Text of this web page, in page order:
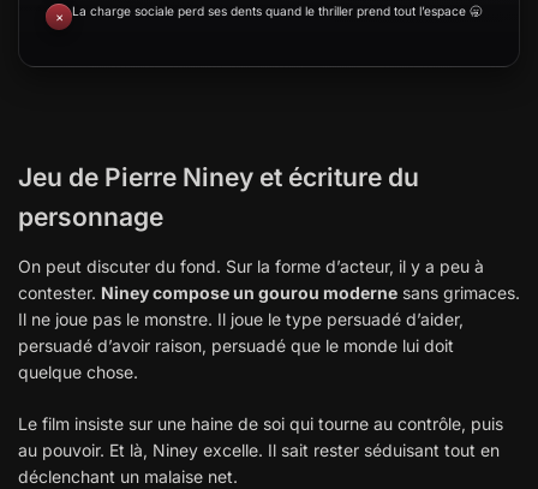
La charge sociale perd ses dents quand le thriller prend tout l’espace 🥱
Jeu de Pierre Niney et écriture du
personnage
On peut discuter du fond. Sur la forme d’acteur, il y a peu à
contester. Niney compose un gourou moderne sans grimaces.
Il ne joue pas le monstre. Il joue le type persuadé d’aider,
persuadé d’avoir raison, persuadé que le monde lui doit
quelque chose.
Le film insiste sur une haine de soi qui tourne au contrôle, puis
au pouvoir. Et là, Niney excelle. Il sait rester séduisant tout en
déclenchant un malaise net.